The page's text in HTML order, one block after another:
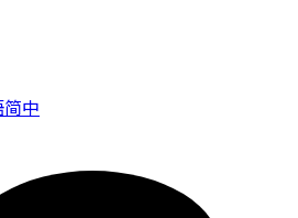
简中